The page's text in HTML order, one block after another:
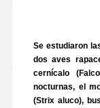
Se estudiaron
dos aves
cernícalo
nocturnas, el
(Strix aluco),